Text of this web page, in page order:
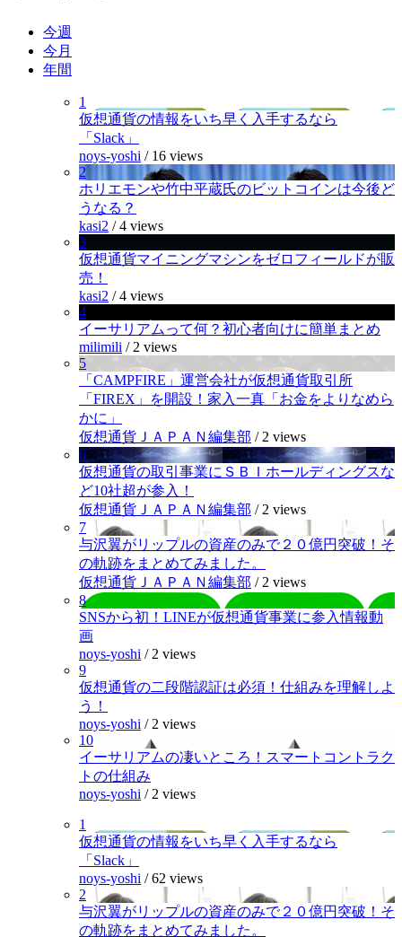
今週
今月
年間
1
仮想通貨の情報をいち早く入手するなら
「Slack」
noys-yoshi / 16 views
2
ホリエモンや竹中平蔵氏のビットコインは今後ど
うなる？
kasi2 /4 views
3
仮想通貨マイニングマシンをゼロフィールドが販
売！
kasi2 /4 views
4
イーサリアムって何？初心者向けに簡単まとめ
milimili / 2 views
5
「CAMPFIRE」運営会社が仮想通貨取引所
「FIREX」を開設！家入一真「お金をよりなめら
かに」
仮想通貨ＪＡＰＡＮ編集部 / 2 views
6
仮想通貨の取引事業にＳＢＩホールディングスな
ど10社超が参入！
仮想通貨ＪＡＰＡＮ編集部 / 2 views
7
与沢翼がリップルの資産のみで２０億円突破！そ
の軌跡をまとめてみました。
仮想通貨ＪＡＰＡＮ編集部 / 2 views
8
SNSから初！LINEが仮想通貨事業に参入情報動
画
noys-yoshi / 2 views
9
仮想通貨の二段階認証は必須！仕組みを理解しよ
う！
noys-yoshi / 2 views
10
イーサリアムの凄いところ！スマートコントラク
トの仕組み
noys-yoshi / 2 views
1
仮想通貨の情報をいち早く入手するなら
「Slack」
noys-yoshi /62 views
2
与沢翼がリップルの資産のみで２０億円突破！そ
の軌跡をまとめてみました。